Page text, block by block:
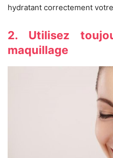
hydratant correctement
2. Utilisez
maquillage